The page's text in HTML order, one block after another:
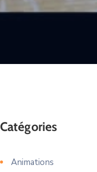
Catégories
Animations